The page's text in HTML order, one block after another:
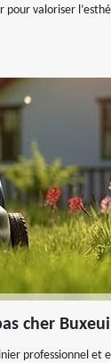
pour valoriser
cher
professionnel et